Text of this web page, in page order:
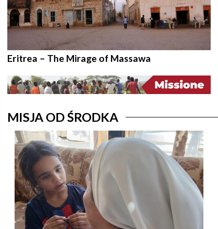
Eritrea – The Mirage of Massawa
MISJA OD ŚRODKA